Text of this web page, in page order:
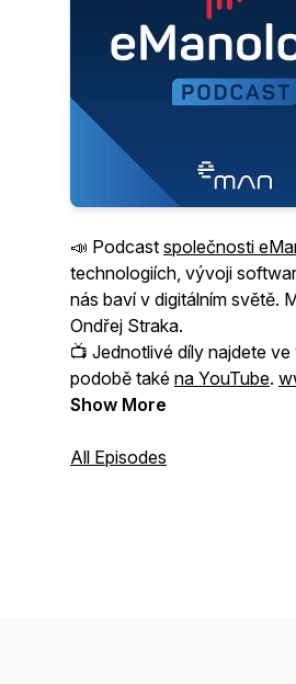
📣 Podcast společnosti
technologiích, vývoji
nás baví v digitálním světě.
Ondřej Straka.
📺 Jednotlivé díly najdete ve
podobě také na YouTube.
Show More
All Episodes